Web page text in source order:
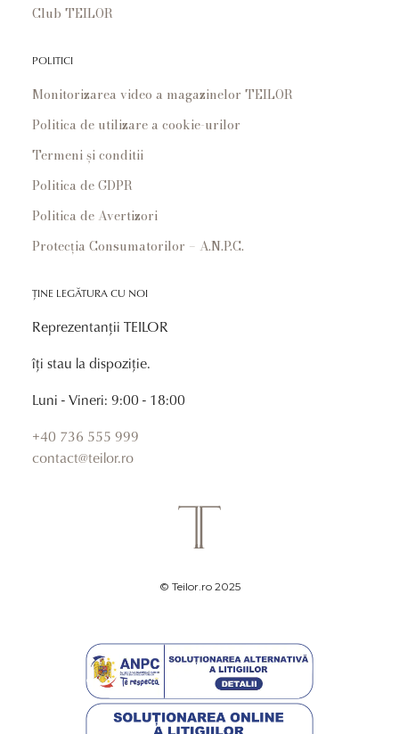
Club TEILOR
POLITICI
Monitorizarea video a magazinelor TEILOR
Politica de utilizare a cookie-urilor
Termeni și conditii
Politica de GDPR
Politica de Avertizori
Protecția Consumatorilor – A.N.P.C.
ȚINE LEGĂTURA CU NOI
Reprezentanții TEILOR
îți stau la dispoziție.
Luni - Vineri: 9:00 - 18:00
+40 736 555 999
contact@teilor.ro
© Teilor.ro 2025